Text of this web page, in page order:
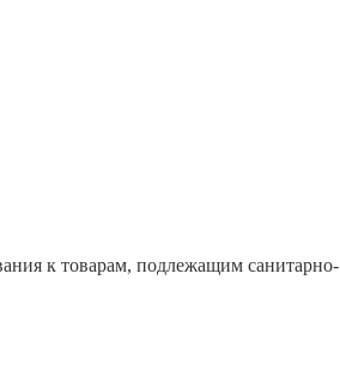
к товарам, подлежащим санитарно-